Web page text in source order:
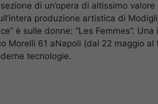
di un’opera di altissimo
produzione artistica di
è sulle donne: “Les Femmes”.
Morelli 61 aNapoli (dal 22 maggio
tecnologie.